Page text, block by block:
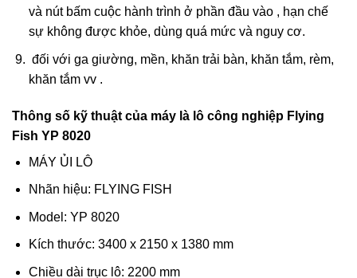
và nút bấm cuộc hành trình ở phần đầu vào , hạn chế
sự không được khỏe, dùng quá mức và nguy cơ.
đối với ga giường, mền, khăn trải bàn, khăn tắm, rèm,
khăn tắm vv .
Thông số kỹ thuật của máy là lô công nghiệp Flying
Fish YP 8020
MÁY ỦI LÔ
Nhãn hiệu: FLYING FISH
Model: YP 8020
Kích thước: 3400 x 2150 x 1380 mm
Chiều dài trục lô: 2200 mm